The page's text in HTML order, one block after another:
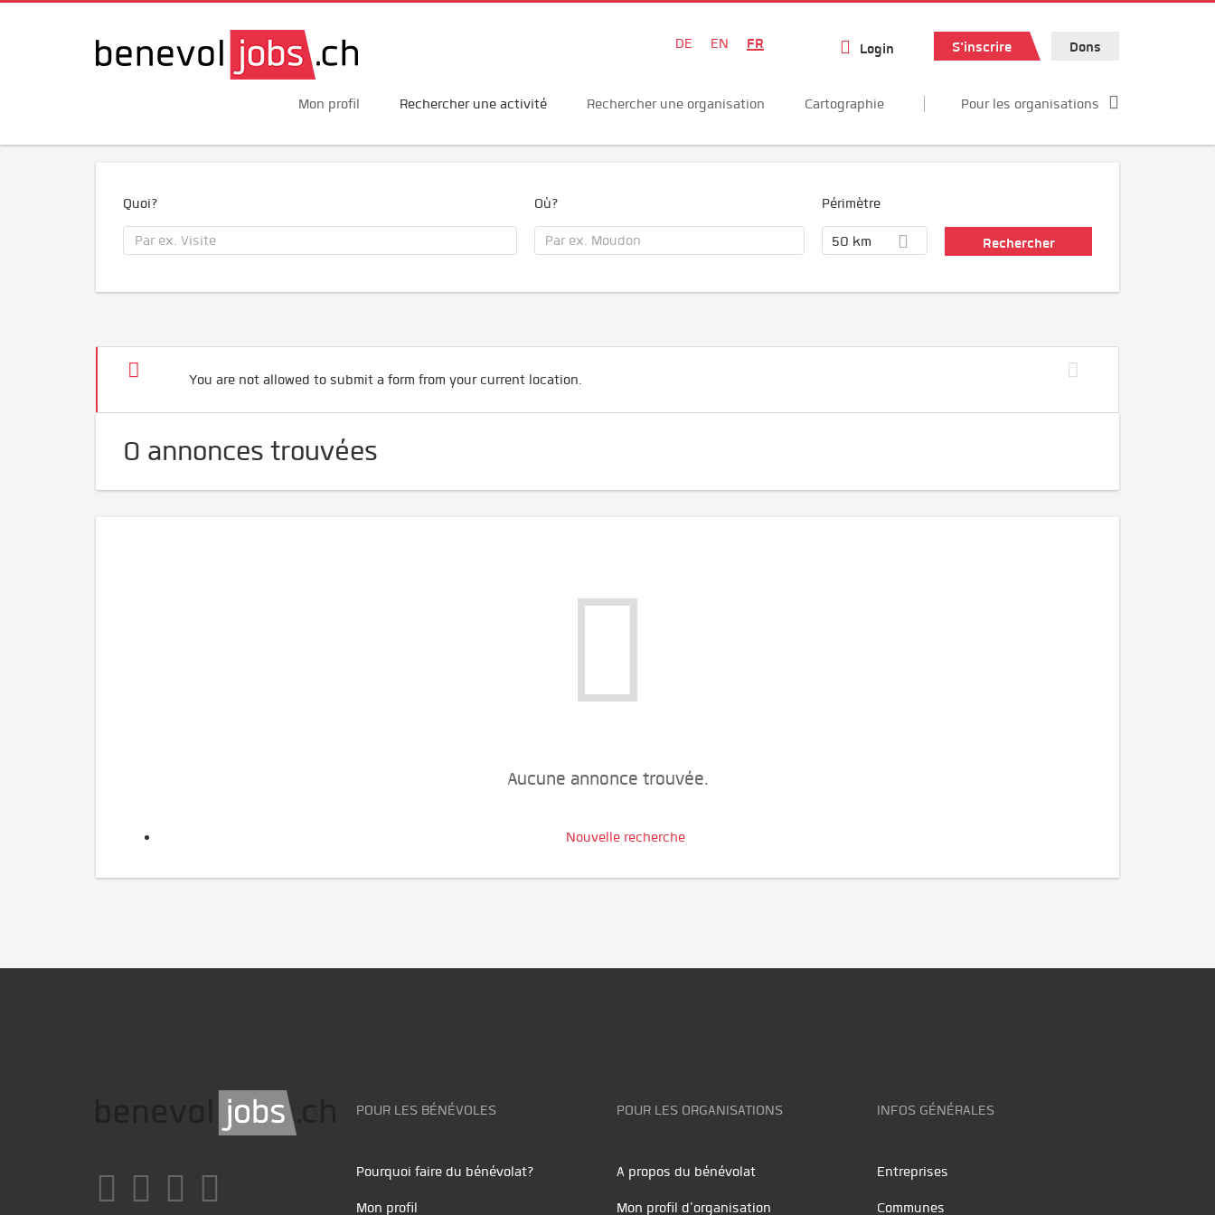
DE EN FR Login S'inscrire Dons
Mon profil Rechercher une activité Rechercher une organisation Cartographie Pour les organisations
Quoi? Où? Périmètre
50 km
You are not allowed to submit a form from your current location.
0 annonces trouvées
Aucune annonce trouvée.
Nouvelle recherche
POUR LES BÉNÉVOLES
Pourquoi faire du bénévolat?
Mon profil
POUR LES ORGANISATIONS
A propos du bénévolat
Mon profil d'organisation
INFOS GÉNÉRALES
Entreprises
Communes